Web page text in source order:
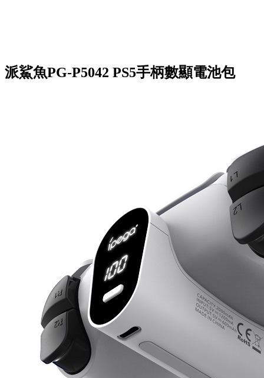
派鯊魚PG-P5042 PS5手柄數顯電池包